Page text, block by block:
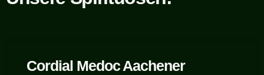
Cordial Medoc Aachener